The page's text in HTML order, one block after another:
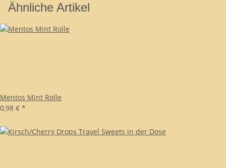
Ähnliche Artikel
Mentos Mint Rolle
0,98 € *